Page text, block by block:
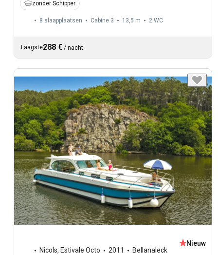
zonder Schipper
8 slaapplaatsen Cabine 3 13,5 m 2 WC
Laagste288 € / nacht
Nicols, Estivale Octo 2011 Bellanaleck
Nieuw